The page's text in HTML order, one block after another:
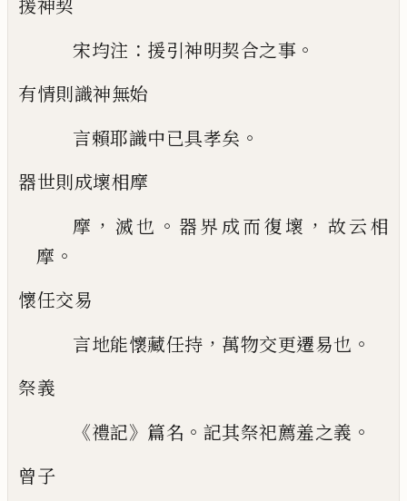
援神契
宋均注 ： 援引神明契合之事 。
有情則識神無始
言賴耶識中已具孝矣 。
器世則成壞相摩
摩 ， 滅也 。 器界成而復壞 ， 故云相
摩 。
懷任交易
言地能懷藏任持 ， 萬物交更遷易也 。
祭義
《禮記》 篇名 。 記其祭祀薦羞之義 。
曾子